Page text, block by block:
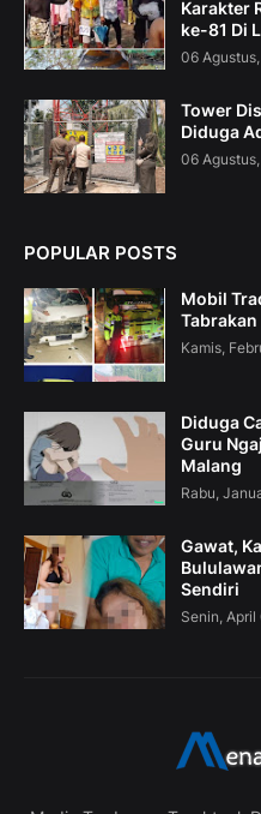
Karakter
ke-81 Di
06
Tower
Diduga
06
POPULAR POSTS
Mobil
Kamis,
Diduga
Guru
Malang
Rabu,
Gawat,
Sendiri
Senin,